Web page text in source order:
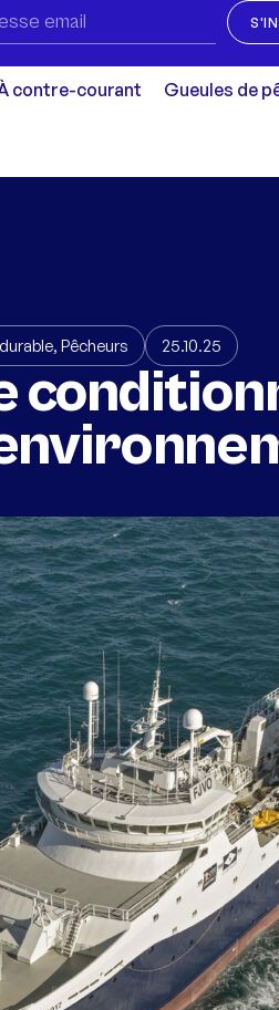
contre-courant Gueules de
, Pêcheurs 25.10.25